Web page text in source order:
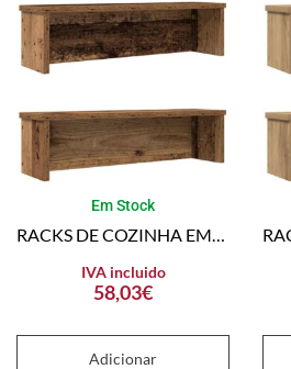
Em Stock
58,03€
IVA incluido
Adicionar